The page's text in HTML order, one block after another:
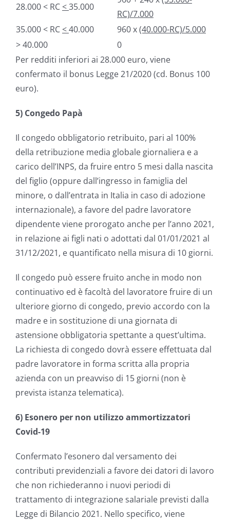
28.000 < RC <35.000
RC)/7.000
35.000 < RC <40.000 960 x(40.000-RC)/5.000
> 40.000
0
Per redditi inferiori ai 28.000 euro, viene
confermato il bonus Legge 21/2020 (cd. Bonus 100
euro).
5) Congedo Papà
Il congedo obbligatorio retribuito, pari al 100%
della retribuzione media globale giornaliera e a
carico dell’INPS, da fruire entro 5 mesi dalla nascita
del figlio (oppure dall’ingresso in famiglia del
minore, o dall’entrata in Italia in caso di adozione
internazionale), a favore del padre lavoratore
dipendente viene prorogato anche per l’anno 2021,
in relazione ai figli nati o adottati dal 01/01/2021 al
31/12/2021, e quantificato nella misura di 10 giorni.
Il congedo può essere fruito anche in modo non
continuativo ed è facoltà del lavoratore fruire di un
ulteriore giorno di congedo, previo accordo con la
madre e in sostituzione di una giornata di
astensione obbligatoria spettante a quest’ultima.
La richiesta di congedo dovrà essere effettuata dal
padre lavoratore in forma scritta alla propria
azienda con un preavviso di 15 giorni (non è
prevista istanza telematica).
6) Esonero per non utilizzo ammortizzatori
Covid-19
Confermato l’esonero dal versamento dei
contributi previdenziali a favore dei datori di lavoro
che non richiederanno i nuovi periodi di
trattamento di integrazione salariale previsti dalla
Legge di Bilancio 2021. Nello specifico, viene